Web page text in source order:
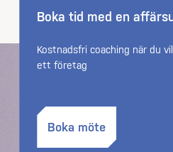
Boka tid med en
Kostnadsfri coaching när du
ett företag
Boka möte